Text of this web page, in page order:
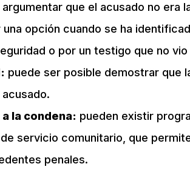
que el acusado no era
opción cuando se ha
o por un testigo que no
puede ser posible demostrar que
la condena: pueden existir
servicio comunitario, que
penales.